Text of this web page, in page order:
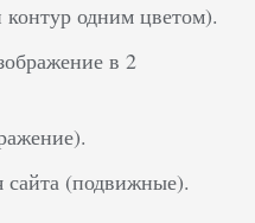
одним цветом).
в 2
(подвижные).